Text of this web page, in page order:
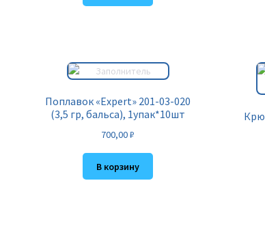
Поплавок «Expert» 201-03-020
(3,5 гр, бальса), 1упак*10шт
700,00₽
В корзину